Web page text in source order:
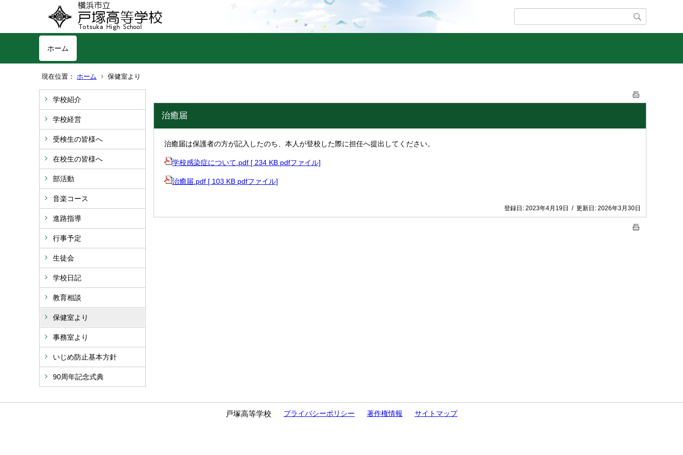
ホーム
現在位置： ホーム 保健室より
学校紹介
学校経営
受検生の皆様へ
在校生の皆様へ
部活動
音楽コース
進路指導
行事予定
生徒会
学校日記
教育相談
保健室より
事務室より
いじめ防止基本方針
90周年記念式典
治癒届
治癒届は保護者の方が記入したのち、本人が登校した際に担任へ提出してください。
学校感染症について.pdf [ 234 KB pdfファイル]
治癒届.pdf [ 103 KB pdfファイル]
登録日: 2023年4月19日 / 更新日: 2026年3月30日
戸塚高等学校 プライバシーポリシー 著作権情報 サイトマップ